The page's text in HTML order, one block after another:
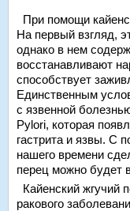
При помощи
На первый взгляд,
однако в нем
восстанавливают
способствует
Единственным
с язвенной
Pylori, которая
гастрита и язвы. С
нашего времени
перец можно будет
Кайенский жгучий
ракового